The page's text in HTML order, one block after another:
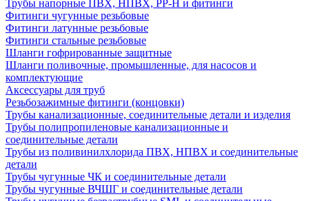
Трубы напорные ПВХ, НПВХ, PP-H и фитинги
Фитинги чугунные резьбовые
Фитинги латунные резьбовые
Фитинги стальные резьбовые
Шланги гофрированные защитные
Шланги поливочные, промышленные, для насосов и
комплектующие
Аксессуары для труб
Резьбозажимные фитинги (концовки)
Трубы канализационные, соединительные детали и изделия
Трубы полипропиленовые канализационные и
соединительные детали
Трубы из поливинилхлорида ПВХ, НПВХ и соединительные
детали
Трубы чугунные ЧК и соединительные детали
Трубы чугунные ВЧШГ и соединительные детали